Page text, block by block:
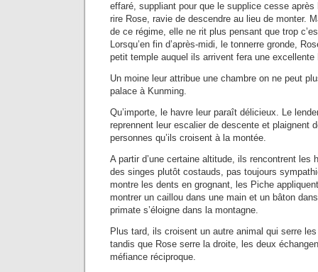
effaré, suppliant pour que le supplice cesse
rire Rose, ravie de descendre au lieu de monter.
de ce régime, elle ne rit plus pensant que trop
Lorsqu’en fin d’après-midi, le tonnerre gronde,
petit temple auquel ils arrivent fera une excellente
Un moine leur attribue une chambre on ne peut
palace à Kunming.
Qu’importe, le havre leur paraît délicieux. Le
reprennent leur escalier de descente et plaignent
personnes qu’ils croisent à la montée.
A partir d’une certaine altitude, ils rencontrent les
des singes plutôt costauds, pas toujours
montre les dents en grognant, les Piche
montrer un caillou dans une main et un bâton
primate s’éloigne dans la montagne.
Plus tard, ils croisent un autre animal qui serre
tandis que Rose serre la droite, les deux
méfiance réciproque.